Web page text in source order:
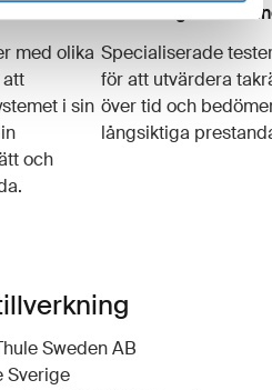
med olika
i sin
och
Specialiserade
för att utvärdera
över tid och
långsiktiga
Sweden AB
Sverige